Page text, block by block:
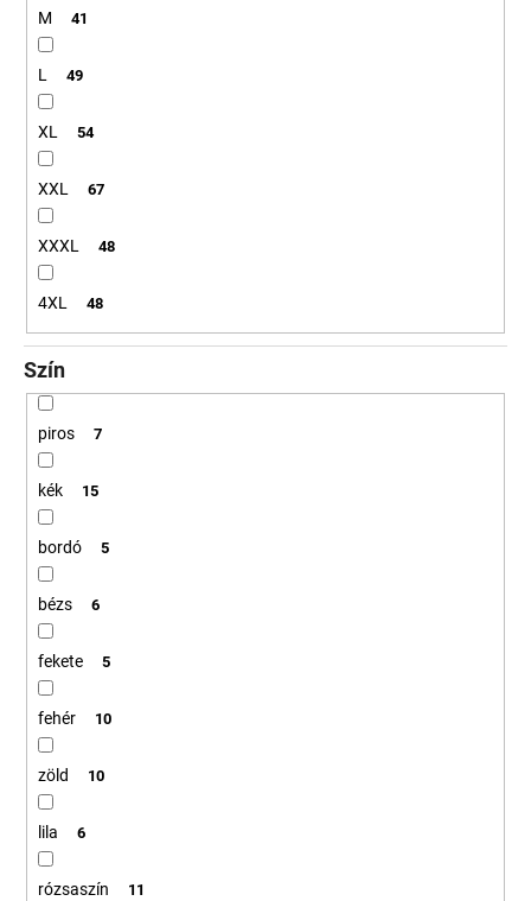
M 41
L 49
XL 54
XXL 67
XXXL 48
4XL 48
Szín
piros 7
kék 15
bordó 5
bézs 6
fekete 5
fehér 10
zöld 10
lila 6
rózsaszín 11